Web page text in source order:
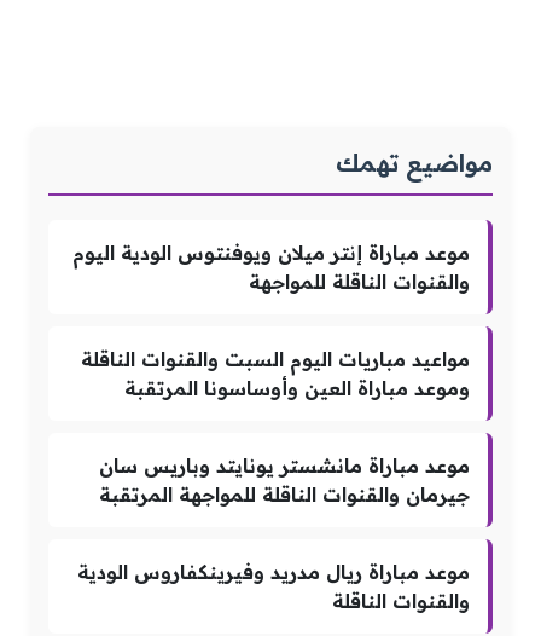
مواضيع تهمك
موعد مباراة إنتر ميلان ويوفنتوس الودية اليوم
والقنوات الناقلة للمواجهة
مواعيد مباريات اليوم السبت والقنوات الناقلة
وموعد مباراة العين وأوساسونا المرتقبة
موعد مباراة مانشستر يونايتد وباريس سان
جيرمان والقنوات الناقلة للمواجهة المرتقبة
موعد مباراة ريال مدريد وفيرينكفاروس الودية
والقنوات الناقلة